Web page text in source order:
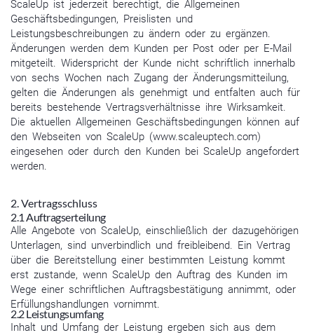
ScaleUp ist jederzeit berechtigt, die Allgemeinen
Geschäftsbedingungen, Preislisten und
Leistungsbeschreibungen zu ändern oder zu ergänzen.
Änderungen werden dem Kunden per Post oder per E-Mail
mitgeteilt. Widerspricht der Kunde nicht schriftlich innerhalb
von sechs Wochen nach Zugang der Änderungsmitteilung,
gelten die Änderungen als genehmigt und entfalten auch für
bereits bestehende Vertragsverhältnisse ihre Wirksamkeit.
Die aktuellen Allgemeinen Geschäftsbedingungen können auf
den Webseiten von ScaleUp (www.scaleuptech.com)
eingesehen oder durch den Kunden bei ScaleUp angefordert
werden.
2. Vertragsschluss
2.1 Auftragserteilung
Alle Angebote von ScaleUp, einschließlich der dazugehörigen
Unterlagen, sind unverbindlich und freibleibend. Ein Vertrag
über die Bereitstellung einer bestimmten Leistung kommt
erst zustande, wenn ScaleUp den Auftrag des Kunden im
Wege einer schriftlichen Auftragsbestätigung annimmt, oder
Erfüllungshandlungen vornimmt.
2.2 Leistungsumfang
Inhalt und Umfang der Leistung ergeben sich aus dem